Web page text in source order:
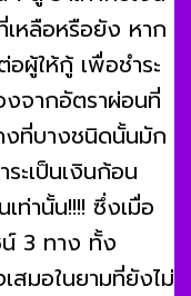
หลือหรือยัง หาก
อผู้ให้กู้ เพื่อชำระ
จากอัตราผ่อนที่
งที่บางชนิดนั้นมัก
ะเป็นเงินก้อน
ท่านั้น!!!! ซึ่งเมื่อ
น์ 3 ทาง ทั้ง
สมอในยามที่ยังไม่